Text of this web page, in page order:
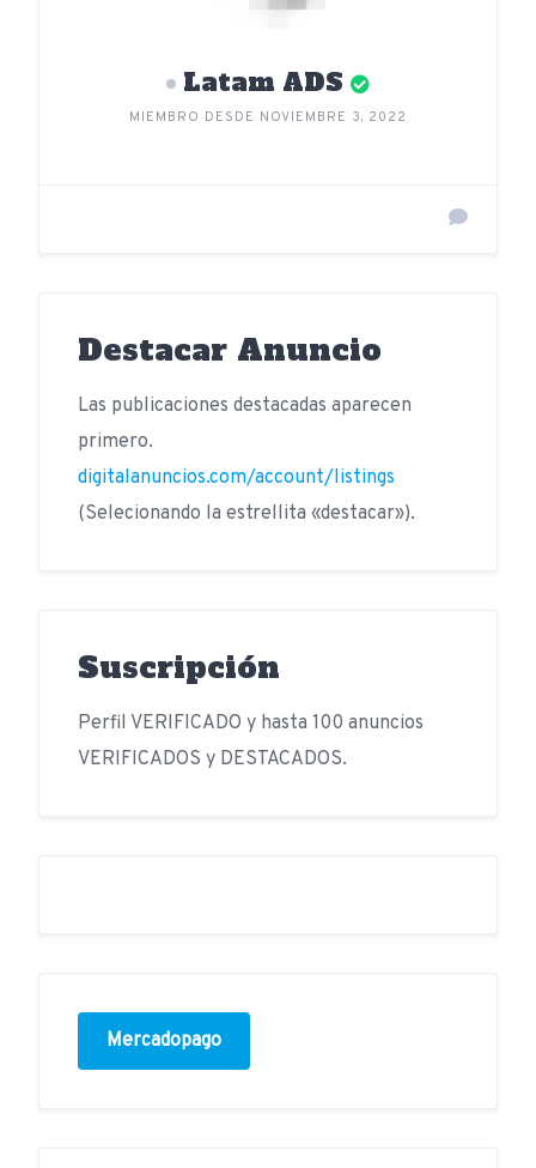
Latam ADS
MIEMBRO DESDE NOVIEMBRE 3, 2022
Destacar Anuncio
Las publicaciones destacadas aparecen
primero.
digitalanuncios.com/account/listings
(Selecionando la estrellita «destacar»).
Suscripción
Perfil VERIFICADO y hasta 100 anuncios
VERIFICADOS y DESTACADOS.
Mercadopago